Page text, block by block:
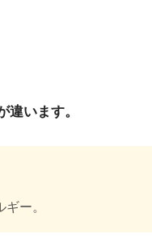
違います。
ー。